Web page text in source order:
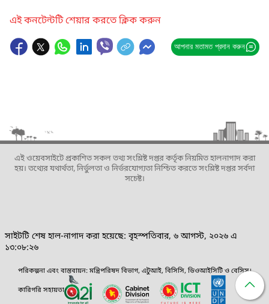
এই কনটেন্টটি শেয়ার করতে ক্লিক করুন
আপনার মতামত প্রদান করুন
এই ওয়েবসাইটে প্রকাশিত সকল তথ্য সংশ্লিষ্ট দপ্তর কর্তৃক নিয়মিত হালনাগাদ করা
হয়। তথ্যের যথার্থতা, নির্ভুলতা ও নির্ভরযোগ্যতা নিশ্চিত করতে সংশ্লিষ্ট দপ্তর সর্বদা
সচেষ্ট।
সাইটটি শেষ হাল-নাগাদ করা হয়েছে: বৃহস্পতিবার, ৬ আগস্ট, ২০২৬ এ
১৩:০৮:২৬
পরিকল্পনা এবং বাস্তবায়ন: মন্ত্রিপরিষদ বিভাগ, এটুআই, বিসিসি, ডিওআইসিটি ও বেসিস।
কারিগরি সহায়তা